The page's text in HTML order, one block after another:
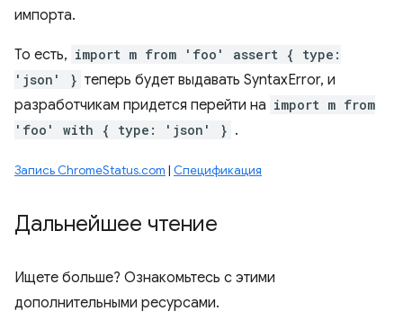
импорта.
То есть, import m from 'foo' assert { type:
'json' } теперь будет выдавать SyntaxError, и
разработчикам придется перейти на import m from
'foo' with { type: 'json' } .
Запись ChromeStatus.com | Спецификация
Дальнейшее чтение
Ищете больше? Ознакомьтесь с этими
дополнительными ресурсами.